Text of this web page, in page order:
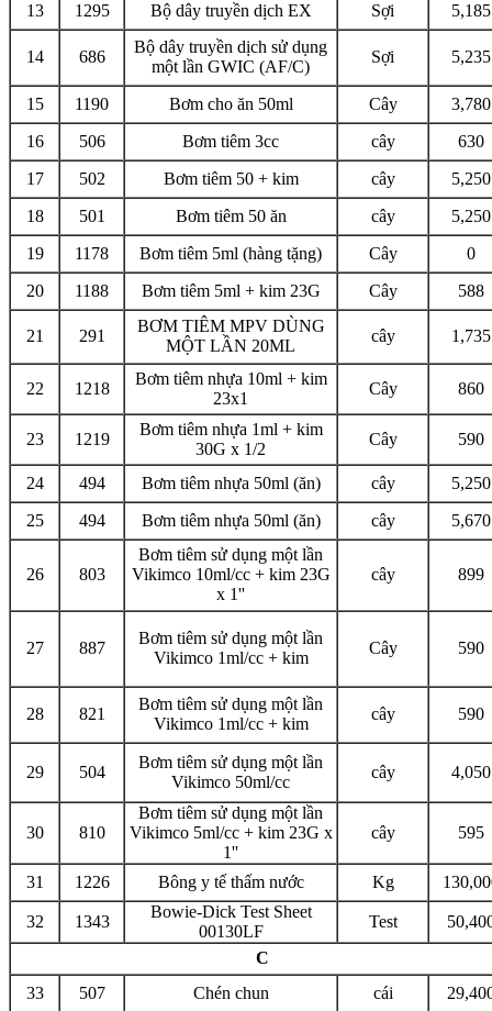
13
1295 Bộ dây truyền dịch EX Sợi 5,185
14 686
Bộ dây truyền dịch sử dụng
một lần GWIC (AF/C)
Sợi 5,235
15 1190 Bơm cho ăn 50ml Cây
3,780
16
506 Bơm tiêm 3cc cây
630
17
502 Bơm tiêm 50 + kim cây
5,250
18
501 Bơm tiêm 50 ăn cây
5,250
19
1178 Bơm tiêm 5ml (hàng tặng) Cây
0
20
1188 Bơm tiêm 5ml + kim 23G Cây 588
21 291
BƠM TIÊM MPV DÙNG
MỘT LẦN 20ML
cây 1,735
22 1218
Bơm tiêm nhựa 10ml + kim
23x1
Cây 860
23 1219
Bơm tiêm nhựa 1ml + kim
30G x 1/2
Cây 590
24 494 Bơm tiêm nhựa 50ml (ăn) cây
5,250
25
494 Bơm tiêm nhựa 50ml (ăn) cây 5,670
26 803
Bơm tiêm sử dụng một lần
Vikimco 10ml/cc + kim 23G
x 1''
cây 899
27 887
Bơm tiêm sử dụng một lần
Vikimco 1ml/cc + kim
Cây 590
28 821
Bơm tiêm sử dụng một lần
Vikimco 1ml/cc + kim
cây 590
29 504
Bơm tiêm sử dụng một lần
Vikimco 50ml/cc
cây 4,050
30 810
Bơm tiêm sử dụng một lần
Vikimco 5ml/cc + kim 23G x
1''
cây 595
31 1226 Bông y tế thấm nước Kg
32 1343
Bowie-Dick Test Sheet
00130LF
Test
C
33
507 Chén chun cái